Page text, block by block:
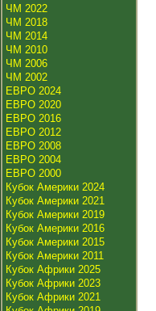
ЧМ 2022
ЧМ 2018
ЧМ 2014
ЧМ 2010
ЧМ 2006
ЧМ 2002
ЕВРО 2024
ЕВРО 2020
ЕВРО 2016
ЕВРО 2012
ЕВРО 2008
ЕВРО 2004
ЕВРО 2000
Кубок Америки 2024
Кубок Америки 2021
Кубок Америки 2019
Кубок Америки 2016
Кубок Америки 2015
Кубок Америки 2011
Кубок Африки 2025
Кубок Африки 2023
Кубок Африки 2021